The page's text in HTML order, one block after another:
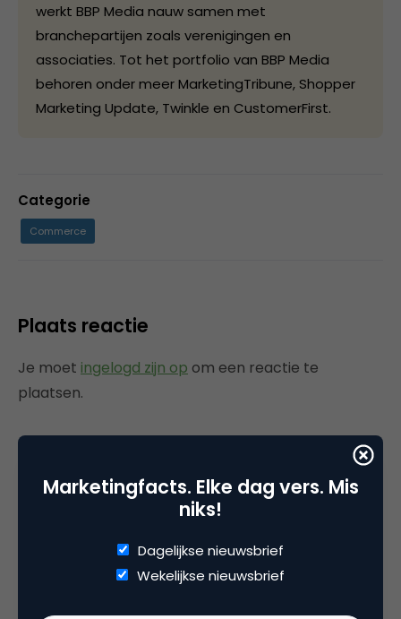
werkt BBP Media nauw samen met
branchepartijen zoals verenigingen en
associaties. Tot het portfolio van BBP Media
behoren onder meer MarketingTribune, Shopper
Marketing Update, Twinkle en CustomerFirst.
Categorie
Commerce
Plaats reactie
Je moet ingelogd zijn op om een reactie te
plaatsen.
Gerelateerde artikelen
Wake-upcall voor ontwerpers
en merkeigenaren
Marketingfacts. Elke dag vers. Mis
niks!
Dagelijkse nieuwsbrief
Wekelijkse nieuwsbrief